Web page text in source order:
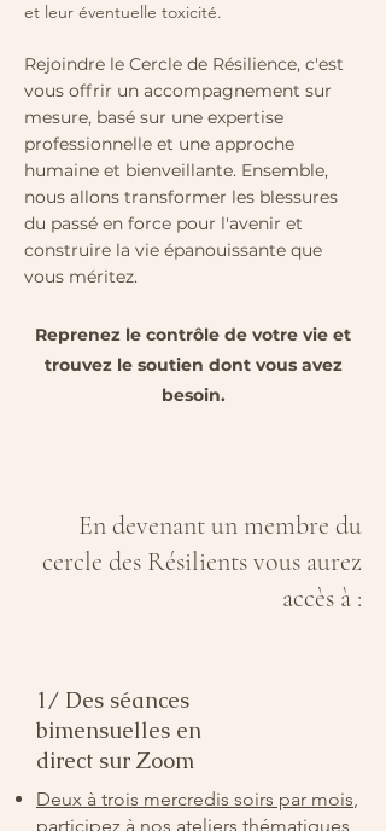
et leur éventuelle toxicité.
Rejoindre le Cercle de Résilience, c'est
vous offrir un accompagnement sur
mesure, basé sur une expertise
professionnelle et une approche
humaine et bienveillante. Ensemble,
nous allons transformer les blessures
du passé en force pour l'avenir et
construire la vie épanouissante que
vous méritez.
Reprenez le contrôle de votre vie et
trouvez le soutien dont vous avez
besoin.
En devenant un membre du
cercle des Résilients vous aurez
accès à :
1/ Des séances
bimensuelles en
direct sur Zoom
Deux à trois mercredis soirs par mois,
participez à nos ateliers thématiques